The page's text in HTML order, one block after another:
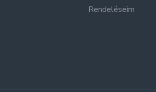
Rendeléseim